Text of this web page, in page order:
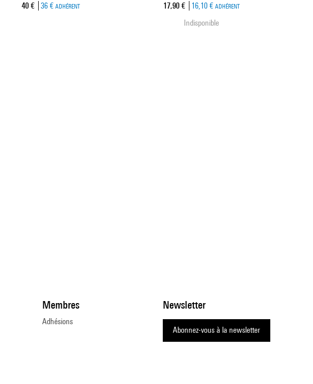
Prix ​​actuel
40 € 36 € ADHÉRENT
Prix ​​actuel
17,90 € 16,10 € ADHÉRENT
Indisponible
Newsletter
Abonnez-vous à la newsletter
Membres
Adhésions